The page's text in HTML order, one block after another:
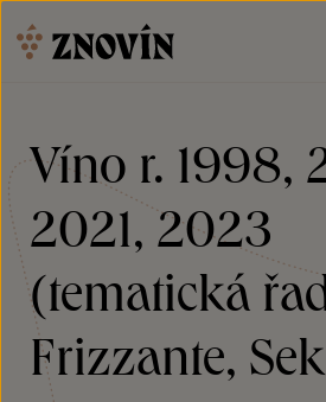
Víno r. 1998,
2021, 2023
(tematická
Frizzante,